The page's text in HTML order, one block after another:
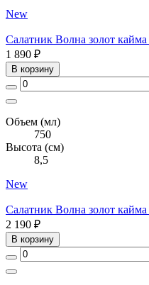
New
Салатник Волна золот
1 890 ₽
В корзину
Объем (мл)
750
Высота (см)
8,5
New
Салатник Волна золот
2 190 ₽
В корзину